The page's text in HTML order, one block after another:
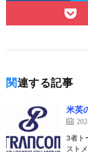
関連する記事
米英
3者ト
スト